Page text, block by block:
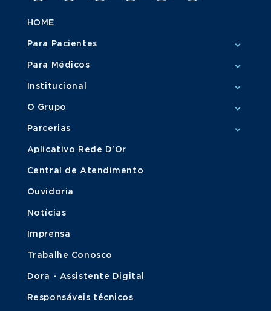
HOME
Para Pacientes
Para Médicos
Institucional
O Grupo
Parcerias
Aplicativo Rede D'Or
Central de Atendimento
Ouvidoria
Notícias
Imprensa
Trabalhe Conosco
Dora - Assistente Digital
Responsáveis técnicos